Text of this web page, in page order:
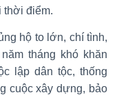
thời điểm.
hộ to lớn, chí tình,
tháng khó khăn
lập dân tộc, thống
cuộc xây dựng, bảo